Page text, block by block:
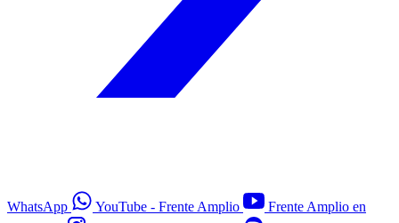
WhatsApp YouTube - Frente Amplio
Frente Amplio en